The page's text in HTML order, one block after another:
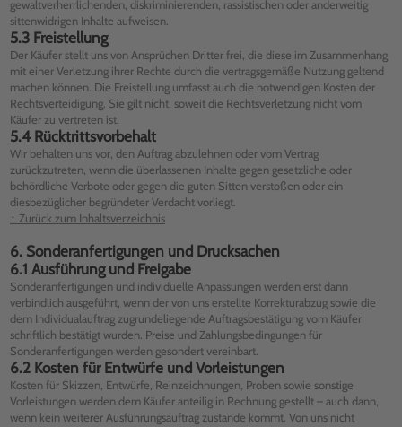
gewaltverherrlichenden, diskriminierenden, rassistischen oder anderweitig
sittenwidrigen Inhalte aufweisen.
5.3 Freistellung
Der Käufer stellt uns von Ansprüchen Dritter frei, die diese im Zusammenhang
mit einer Verletzung ihrer Rechte durch die vertragsgemäße Nutzung geltend
machen können. Die Freistellung umfasst auch die notwendigen Kosten der
Rechtsverteidigung. Sie gilt nicht, soweit die Rechtsverletzung nicht vom
Käufer zu vertreten ist.
5.4 Rücktrittsvorbehalt
Wir behalten uns vor, den Auftrag abzulehnen oder vom Vertrag
zurückzutreten, wenn die überlassenen Inhalte gegen gesetzliche oder
behördliche Verbote oder gegen die guten Sitten verstoßen oder ein
diesbezüglicher begründeter Verdacht vorliegt.
↑ Zurück zum Inhaltsverzeichnis
6. Sonderanfertigungen und Drucksachen
6.1 Ausführung und Freigabe
Sonderanfertigungen und individuelle Anpassungen werden erst dann
verbindlich ausgeführt, wenn der von uns erstellte Korrekturabzug sowie die
dem Individualauftrag zugrundeliegende Auftragsbestätigung vom Käufer
schriftlich bestätigt wurden. Preise und Zahlungsbedingungen für
Sonderanfertigungen werden gesondert vereinbart.
6.2 Kosten für Entwürfe und Vorleistungen
Kosten für Skizzen, Entwürfe, Reinzeichnungen, Proben sowie sonstige
Vorleistungen werden dem Käufer anteilig in Rechnung gestellt – auch dann,
wenn kein weiterer Ausführungsauftrag zustande kommt. Von uns nicht